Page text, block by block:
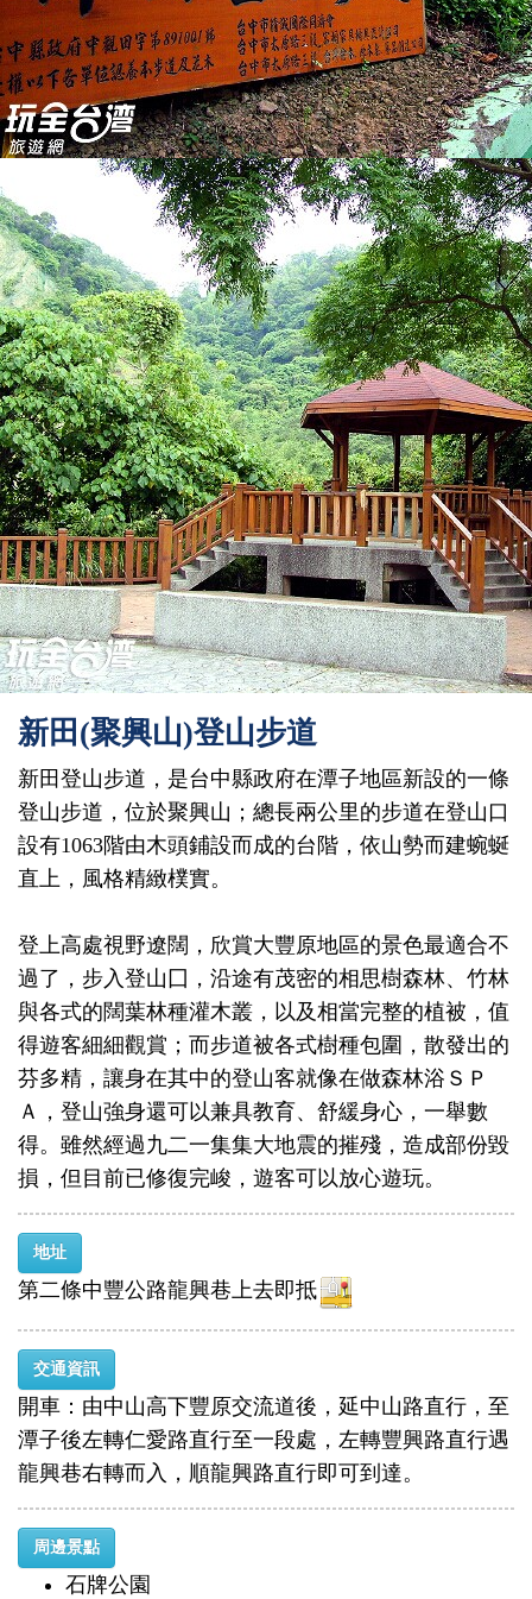
新田(聚興山)登山步道
新田登山步道，是台中縣政府在潭子地區新設的一條
登山步道，位於聚興山；總長兩公里的步道在登山口
設有1063階由木頭鋪設而成的台階，依山勢而建蜿蜒
直上，風格精緻樸實。
登上高處視野遼闊，欣賞大豐原地區的景色最適合不
過了，步入登山囗，沿途有茂密的相思樹森林、竹林
與各式的闊葉林種灌木叢，以及相當完整的植被，值
得遊客細細觀賞；而步道被各式樹種包圍，散發出的
芬多精，讓身在其中的登山客就像在做森林浴ＳＰ
Ａ，登山強身還可以兼具教育、舒緩身心，一舉數
得。雖然經過九二一集集大地震的摧殘，造成部份毀
損，但目前已修復完峻，遊客可以放心遊玩。
地址
第二條中豐公路龍興巷上去即抵
交通資訊
開車：由中山高下豐原交流道後，延中山路直行，至
潭子後左轉仁愛路直行至一段處，左轉豐興路直行遇
龍興巷右轉而入，順龍興路直行即可到達。
周邊景點
石牌公園